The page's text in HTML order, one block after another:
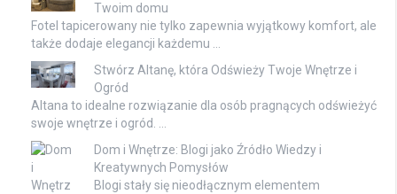
Twoim domu
Fotel tapicerowany nie tylko zapewnia wyjątkowy komfort, ale
także dodaje elegancji każdemu …
Stwórz Altanę, która Odświeży Twoje Wnętrze i
Ogród
Altana to idealne rozwiązanie dla osób pragnących odświeżyć
swoje wnętrze i ogród. …
Dom i Wnętrze: Blogi jako Źródło Wiedzy i
Kreatywnych Pomysłów
Blogi stały się nieodłącznym elementem